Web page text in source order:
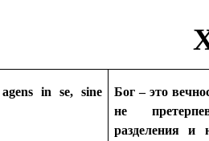
in se, sine
Бог – это
не
разделения и